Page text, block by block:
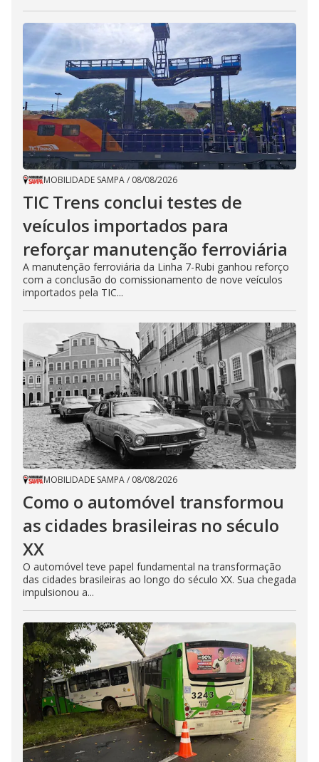
MOBILIDADE SAMPA/ 08/08/2026
TIC Trens conclui testes de
veículos importados para
reforçar manutenção ferroviária
A manutenção ferroviária da Linha 7-Rubi ganhou reforço
com a conclusão do comissionamento de nove veículos
importados pela TIC...
MOBILIDADE SAMPA/ 08/08/2026
Como o automóvel transformou
as cidades brasileiras no século
XX
O automóvel teve papel fundamental na transformação
das cidades brasileiras ao longo do século XX. Sua chegada
impulsionou a...